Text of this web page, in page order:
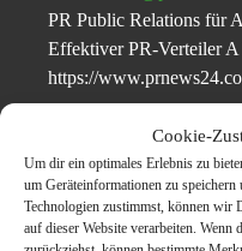
Cookie-
Um dir ein optimales Erlebnis zu
um Geräteinformationen zu
Technologien zustimmst, können wir
auf dieser Website verarbeiten.
PR Public Relations für
Effektiver PR-Verteiler A
https://
Nachrichten Service für
Automobilbranche